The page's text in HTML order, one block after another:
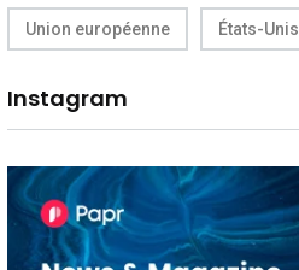
Union européenne États-Unis
Instagram